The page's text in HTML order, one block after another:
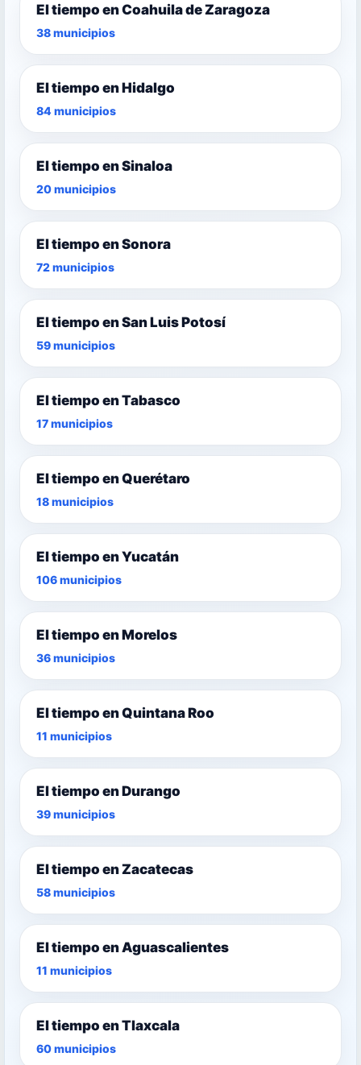
El tiempo en Coahuila de Zaragoza
38 municipios
El tiempo en Hidalgo
84 municipios
El tiempo en Sinaloa
20 municipios
El tiempo en Sonora
72 municipios
El tiempo en San Luis Potosí
59 municipios
El tiempo en Tabasco
17 municipios
El tiempo en Querétaro
18 municipios
El tiempo en Yucatán
106 municipios
El tiempo en Morelos
36 municipios
El tiempo en Quintana Roo
11 municipios
El tiempo en Durango
39 municipios
El tiempo en Zacatecas
58 municipios
El tiempo en Aguascalientes
11 municipios
El tiempo en Tlaxcala
60 municipios